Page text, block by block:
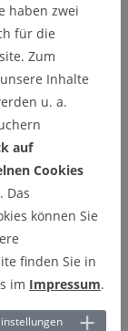
haben zwei
für die
Zum
Inhalte
u. a.
auf
Cookies
Das
können Sie
finden Sie in
im Impressum.